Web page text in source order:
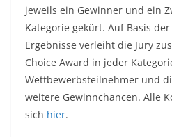
jeweils ein Gewinner und ein
Kategorie gekürt. Auf Basis
Ergebnisse verleiht die Jury
Choice Award in jeder
Wettbewerbsteilnehmer und
weitere Gewinnchancen. Alle
sich hier.